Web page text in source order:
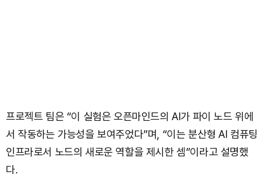
프로젝트 팀은 “이 실험은 오픈마인드의 AI가 파이 노드 위에
서 작동하는 가능성을 보여주었다”며, “이는 분산형 AI 컴퓨팅
인프라로서 노드의 새로운 역할을 제시한 셈”이라고 설명했
다.